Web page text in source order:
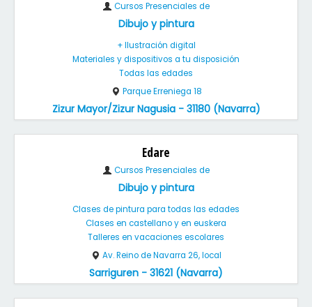
Cursos Presenciales de
Dibujo y pintura
+ Ilustración digital
Materiales y dispositivos a tu disposición
Todas las edades
Parque Erreniega 18
Zizur Mayor/Zizur Nagusia - 31180 (Navarra)
Edare
Cursos Presenciales de
Dibujo y pintura
Clases de pintura para todas las edades
Clases en castellano y en euskera
Talleres en vacaciones escolares
Av. Reino de Navarra 26, local
Sarriguren - 31621 (Navarra)